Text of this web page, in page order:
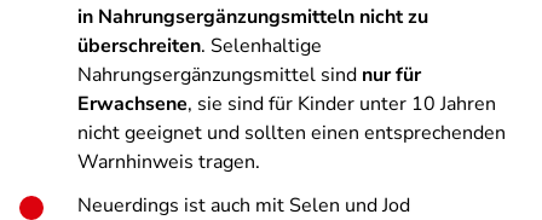
in Nahrungsergänzungsmitteln nicht zu
überschreiten. Selenhaltige
Nahrungsergänzungsmittel sind nur für
Erwachsene, sie sind für Kinder unter 10 Jahren
nicht geeignet und sollten einen entsprechenden
Warnhinweis tragen.
Neuerdings ist auch mit Selen und Jod